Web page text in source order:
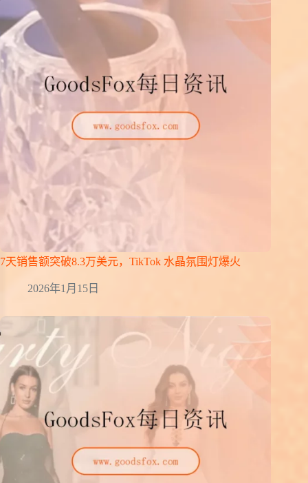
7天销售额突破8.3万美元，TikTok 水晶氛围灯爆火
2026年1月15日